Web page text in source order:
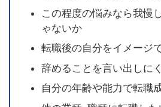
この程度の悩みなら我慢
ゃないか
転職後の自分をイメージ
辞めることを言い出しに
自分の年齢や能力で転職